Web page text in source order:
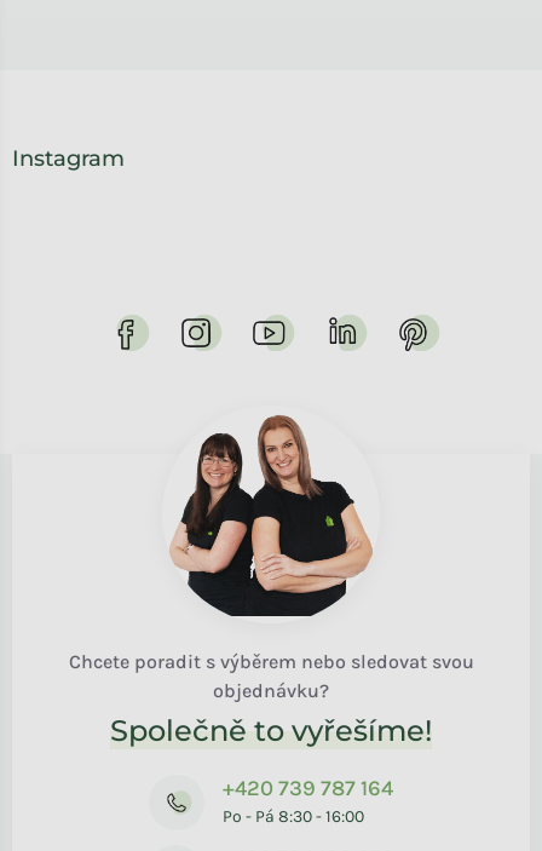
Instagram
Chcete poradit s výběrem nebo sledovat svou
objednávku?
Společně to vyřešíme!
+420 739 787 164
Po - Pá 8:30 - 16:00